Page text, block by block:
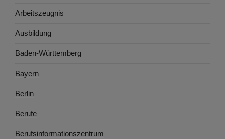
Arbeitszeugnis
Ausbildung
Baden-Württemberg
Bayern
Berlin
Berufe
Berufsinformationszentrum